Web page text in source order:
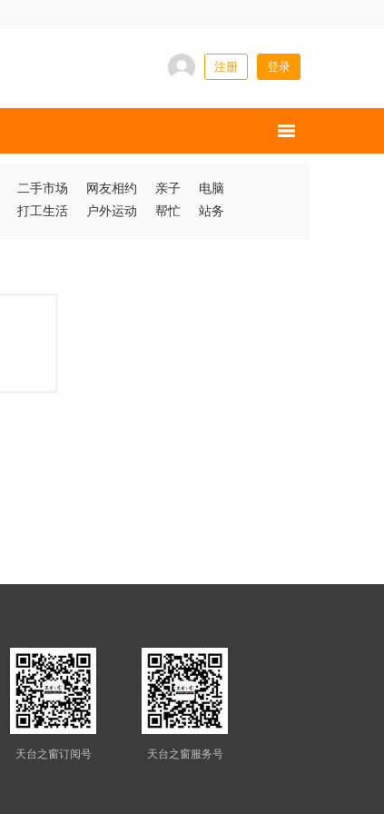
注册 登录
二手市场 网友相约 亲子
电脑
打工生活 户外运动 帮忙 站务
天台之窗订阅号 天台之窗服务号